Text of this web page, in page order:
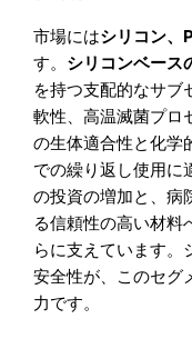
市場にはシリコン、
す。 シリコンベース
を持つ支配的なサブ
軟性、高温滅菌プロ
の生体適合性と化学
での繰り返し使用に
の投資の増加と、病
る信頼性の高い材料
らに支えています。
安全性が、このセグ
力です。